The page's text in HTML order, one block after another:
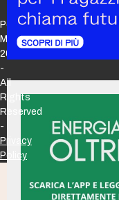
Policy
Maker
2026
-
All
Rights
Reserved
-
Privacy
Policy